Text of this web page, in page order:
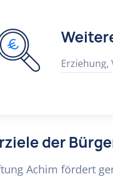
Erziehung,
der
Achim fördert